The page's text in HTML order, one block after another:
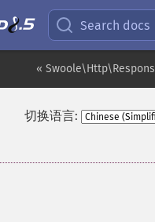
Search docs
«
切换语言: